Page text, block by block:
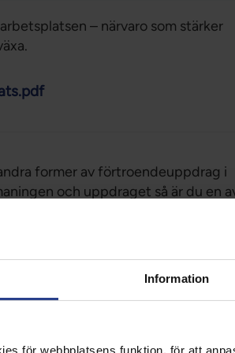
Information
för webbplatsens funktion, för att
– närvaro som stärker
former av förtroendeuppdrag i
och uppdraget så är du en
uppdrag. Utifrån förutsättningar
av stöd för att utveckla kunskap
dig i uppdraget